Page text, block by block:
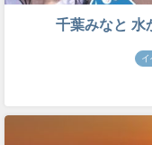
千葉みなと 水
イ